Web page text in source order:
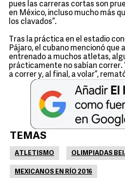
pues las carreras cortas son
en México, incluso mucho más
los clavados”.
Tras la práctica en el estadio
Pájaro, el cubano mencionó que
entrenado a muchos atletas,
prácticamente no sabían correr.
a correr y, al final, a volar”,
TEMAS
ATLETISMO OLIMPIADAS
MEXICANOS EN RÍO 2016